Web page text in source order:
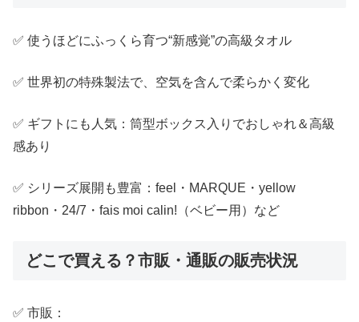
✅ 使うほどにふっくら育つ“新感覚”の高級タオル
✅ 世界初の特殊製法で、空気を含んで柔らかく変化
✅ ギフトにも人気：筒型ボックス入りでおしゃれ＆高級
感あり
✅ シリーズ展開も豊富：feel・MARQUE・yellow
ribbon・24/7・fais moi calin!（ベビー用）など
どこで買える？市販・通販の販売状況
✅ 市販：